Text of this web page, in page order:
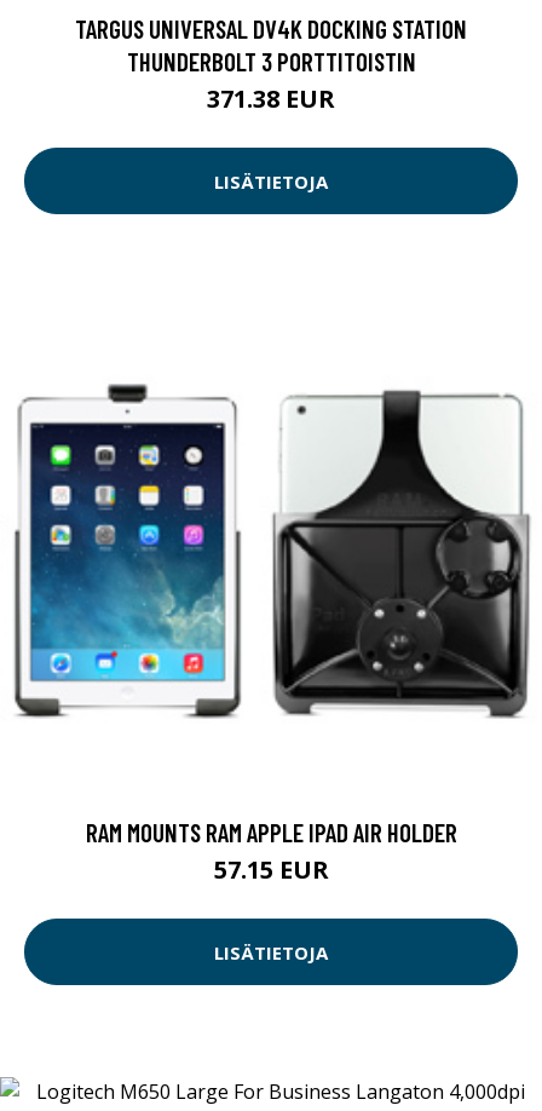
TARGUS UNIVERSAL DV4K DOCKING STATION
THUNDERBOLT 3 PORTTITOISTIN
371.38 EUR
LISÄTIETOJA
RAM MOUNTS RAM APPLE IPAD AIR HOLDER
57.15 EUR
LISÄTIETOJA